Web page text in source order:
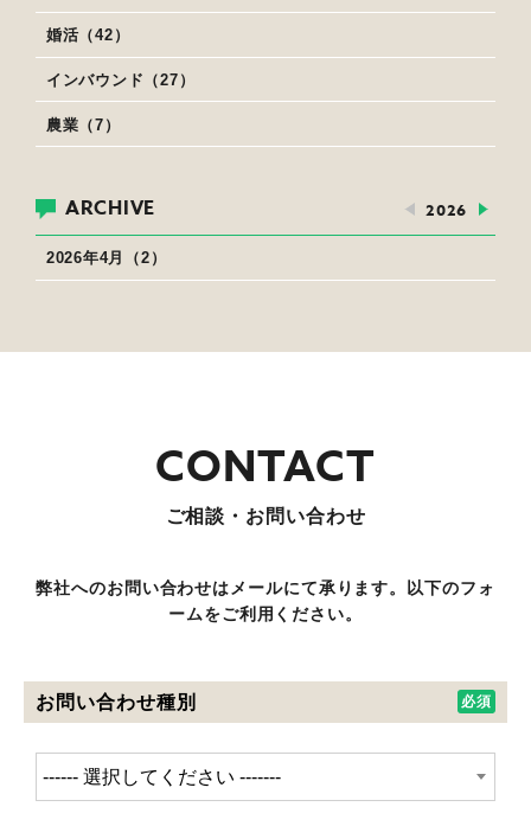
婚活（42）
インバウンド（27）
農業（7）
ARCHIVE 2026
2026年4月（2）
ご相談・お問い合わせ
弊社へのお問い合わせはメールにて承ります。以下のフォ
ームをご利用ください。
お問い合わせ種別